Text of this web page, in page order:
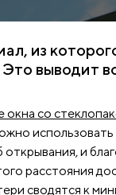
из
выводит
со
и
расстояния
сводятся к